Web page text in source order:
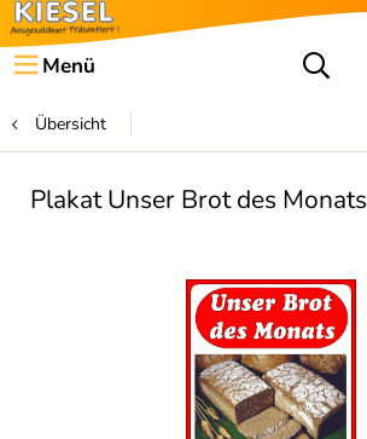
Menü
Übersicht
Plakat Unser Brot des Monats